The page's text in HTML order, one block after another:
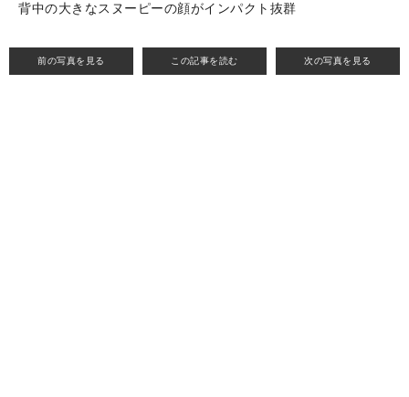
前の写真を見る この記事を読む 次の写真を見る
背中の大きなスヌーピーの顔がインパクト抜群